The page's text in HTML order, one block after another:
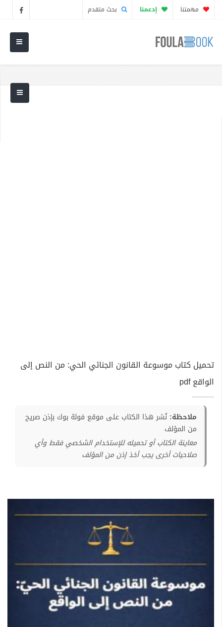
مهمتنا إدعمنا بحث متقدم
تحميل كتاب موسوعة القانون الجنائي الحي: من النص إلى
الواقع pdf
ملاحظة: نُشر هذا الكتاب على موقع فولة بوك بإذن صريح
من المؤلف
معاينة الكتاب أو تحميله للإستخدام الشخصي فقط وأي
صلاحيات أخرى يجب أخذ إذن من المؤلف